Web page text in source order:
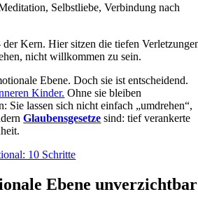
Selbstliebe, Verbindung nach
der Kern. Hier sitzen die tiefen
nicht willkommen zu sein.
Ebene. Doch sie ist entscheidend.
Kinder. Ohne sie bleiben
Sie lassen sich nicht einfach „umdrehen“,
Glaubensgesetze sind: tief verankerte
10 Schritte
Ebene unverzichtbar